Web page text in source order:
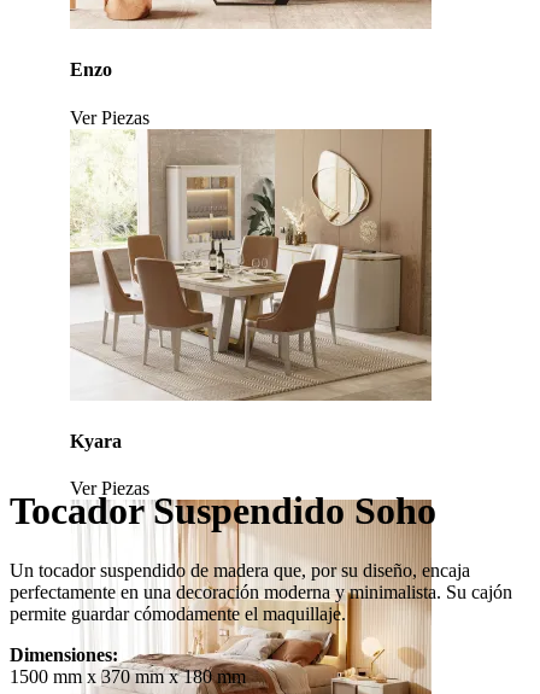
Enzo
Ver Piezas
Kyara
Ver Piezas
Tocador Suspendido Soho
Un tocador suspendido de madera que, por su diseño, encaja
perfectamente en una decoración moderna y minimalista. Su cajón
permite guardar cómodamente el maquillaje.
Dimensiones:
1500 mm x 370 mm x 180 mm